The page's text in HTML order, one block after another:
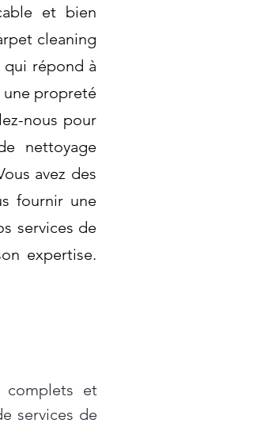
et bien
cleaning
qui répond à
une propreté
nous pour
nettoyage
avez des
fournir une
services de
expertise.
complets et
services de